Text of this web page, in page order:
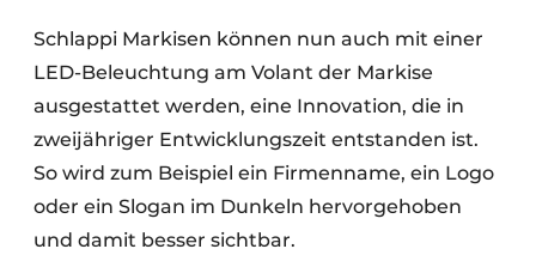
Schlappi Markisen können nun auch mit einer
LED-Beleuchtung am Volant der Markise
ausgestattet werden, eine Innovation, die in
zweijähriger Entwicklungszeit entstanden ist.
So wird zum Beispiel ein Firmenname, ein Logo
oder ein Slogan im Dunkeln hervorgehoben
und damit besser sichtbar.